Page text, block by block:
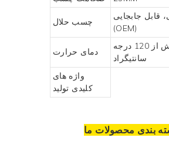
چسب حلال
قابل جابجایی
(OEM)
دمای حرارت
بیش از 120 درجه
سانتیگراد
واژه های
کلیدی تولید
بندی محصولات ما